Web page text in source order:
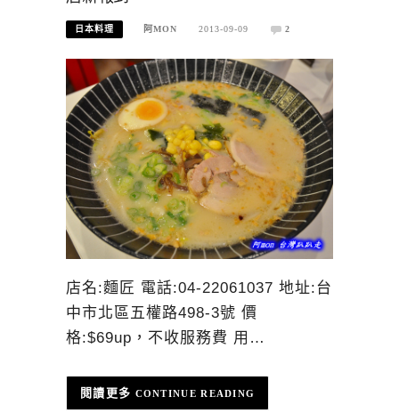
日本料理 阿MON 2013-09-09 2
店名:麵匠 電話:04-22061037 地址:台
中市北區五權路498-3號 價
格:$69up，不收服務費 用…
CONTINUE READING